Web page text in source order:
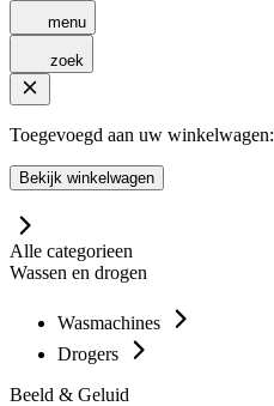
menu
zoek
Toegevoegd aan uw winkelwagen:
Bekijk winkelwagen
Alle categorieen
Wassen en drogen
Wasmachines
Drogers
Beeld & Geluid